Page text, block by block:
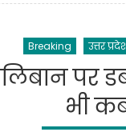
Breaking उत्तर
पर
भी